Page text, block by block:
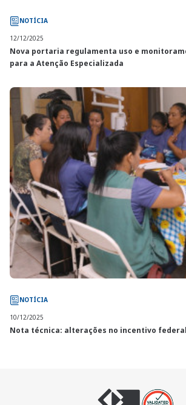
NOTÍCIA
12/12/2025
Nova portaria regulamenta uso e
para a Atenção Especializada
NOTÍCIA
10/12/2025
Nota técnica: alterações no incentivo federal